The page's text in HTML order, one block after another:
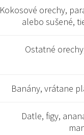
Kokosové orechy,
alebo sušené,
Ostatné
Banány, vrátane
Datle, figy,